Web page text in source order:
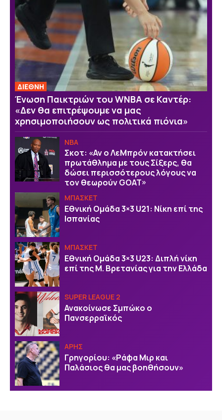
ΔΙΕΘΝΗ
Ένωση Παικτριών του WNBA σε Καντέρ:
«Δεν θα επιτρέψουμε να μας
χρησιμοποιήσουν ως πολιτικά πιόνια»
NBA
Σκοτ: «Αν ο ΛεΜπρόν κατακτήσει
πρωτάθλημα με τους Σίξερς, θα
δώσει περισσότερους λόγους να
τον θεωρούν GOAT»
ΜΠΑΣΚΕΤ
Εθνική Ομάδα 3×3 U21: Νίκη επί της
Ισπανίας
ΜΠΑΣΚΕΤ
Εθνική Ομάδα 3×3 U23: Διπλή νίκη
επί της Μ. Βρετανίας για την Ελλάδα
SUPER LEAGUE 2
Ανακοίνωσε Σμπώκο ο
Πανσερραϊκός
ΑΡΗΣ
Γρηγορίου: «Ράφα Μιρ και
Παλάσιος θα μας βοηθήσουν»